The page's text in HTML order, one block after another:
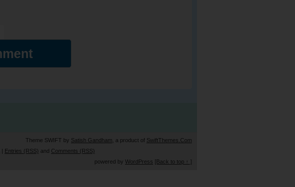
Theme SWIFT by Satish Gandham , a product of SwiftThemes.Com
Entries (RSS) and Comments (RSS)
powered by WordPress [Back to top ↑ ]